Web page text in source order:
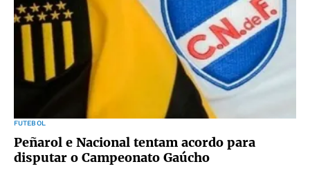
FUTEBOL
Peñarol e Nacional tentam acordo para
disputar o Campeonato Gaúcho